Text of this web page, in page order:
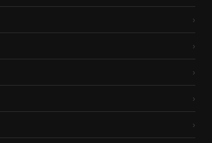
›
›
›
›
›